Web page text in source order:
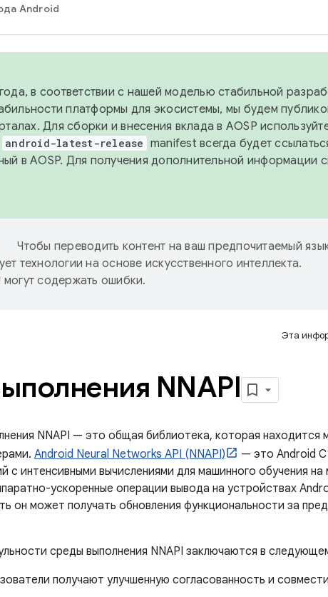
Android
в соответствии с нашей моделью стабильной
платформы для экосистемы, мы будем
Для сборки и внесения вклада в AOSP
android-latest-release manifest всегда будет
в AOSP. Для получения дополнительной информации
Чтобы переводить контент на ваш предпочитаемый
технологии на основе искусственного интеллекта.
содержать ошибки.
Эта
NNAPI
NNAPI — это общая библиотека, которая находится
Android Neural Networks API (NNAPI)
— это Android C
с интенсивными вычислениями для машинного обучения
ускоренные операции вывода на устройствах
он может получать обновления функциональности за
среды выполнения NNAPI заключаются в
получают улучшенную согласованность и